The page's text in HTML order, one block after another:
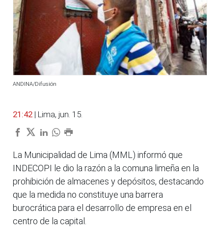
ANDINA/Difusión
21:42 | Lima, jun. 15.
La Municipalidad de Lima (MML) informó que
INDECOPI le dio la razón a la comuna limeña en la
prohibición de almacenes y depósitos, destacando
que la medida no constituye una barrera
burocrática para el desarrollo de empresa en el
centro de la capital.